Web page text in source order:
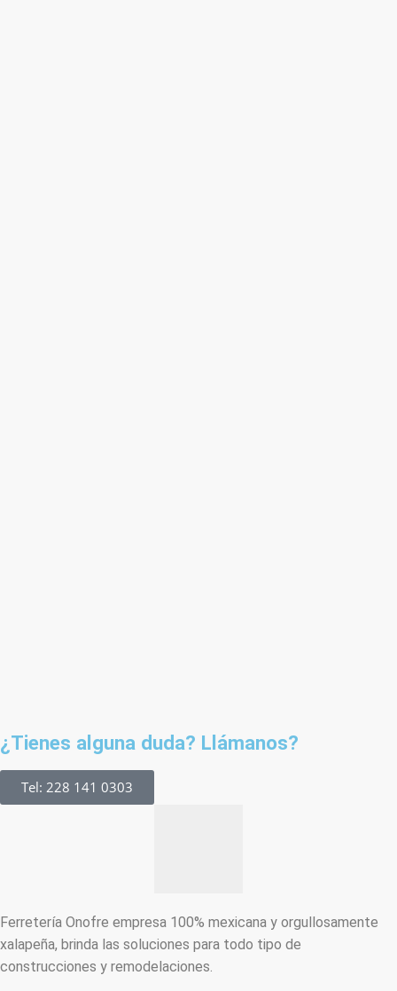
¿Tienes alguna duda? Llámanos?
Tel: 228 141 0303
Ferretería Onofre empresa 100% mexicana y orgullosamente
xalapeña, brinda las soluciones para todo tipo de
construcciones y remodelaciones.